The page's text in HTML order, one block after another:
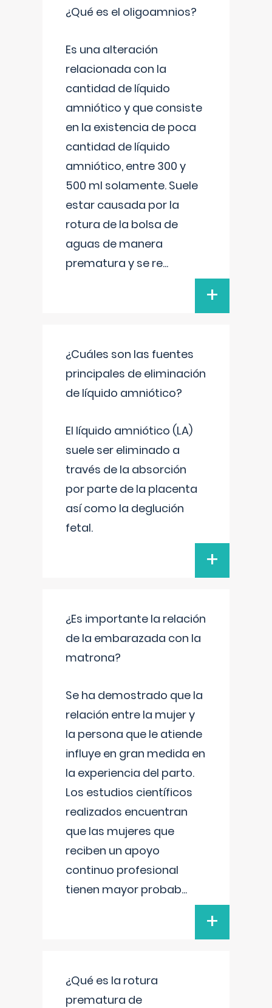
¿Qué es el oligoamnios?
Es una alteración
relacionada con la
cantidad de líquido
amniótico y que consiste
en la existencia de poca
cantidad de líquido
amniótico, entre 300 y
500 ml solamente. Suele
estar causada por la
rotura de la bolsa de
aguas de manera
prematura y se re...
+
¿Cuáles son las fuentes
principales de eliminación
de líquido amniótico?
El líquido amniótico (LA)
suele ser eliminado a
través de la absorción
por parte de la placenta
así como la deglución
fetal.
+
¿Es importante la relación
de la embarazada con la
matrona?
Se ha demostrado que la
relación entre la mujer y
la persona que le atiende
influye en gran medida en
la experiencia del parto.
Los estudios científicos
realizados encuentran
que las mujeres que
reciben un apoyo
continuo profesional
tienen mayor probab...
+
¿Qué es la rotura
prematura de